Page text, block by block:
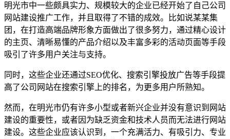
明光市中一些颇具实力、规模较大的企业已经开始了自己公司
网站建设推广工作，并且取得了不错的成效。比如说某某集
团，在打造高端品牌形象方面做出了很多努力，通过精心设计
的主页、清晰易懂的产品介绍以及丰富多彩的活动页面等手段
吸引了许多用户关注与支持。
同时，这些企业还通过SEO优化、搜索引擎投放广告等手段提
高了公司网站在搜索引擎上的排名，为更多用户所熟知。
然而，在明光市仍有许多小型或者新兴企业并没有意识到网站
建设的重要性，或者因为缺乏资金和技术人员而无法进行网站
建设。这些企业应该认识到，一个充满活力、有吸引力、专业